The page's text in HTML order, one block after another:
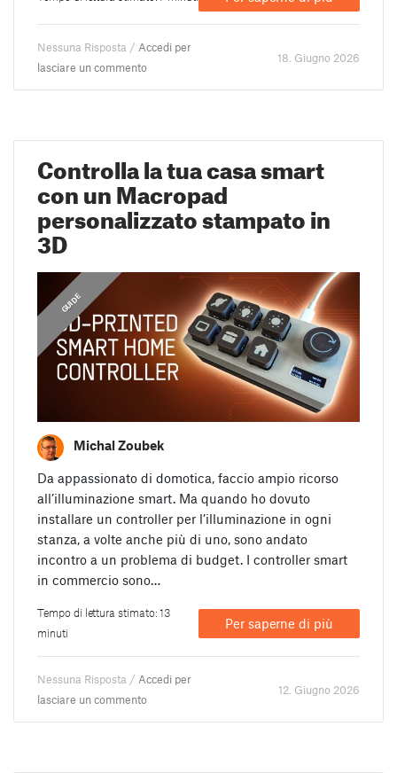
Nessuna Risposta / Accedi per
lasciare un commento
18. Giugno 2026
Controlla la tua casa smart
con un Macropad
personalizzato stampato in
3D
CONSIGLI DI STAMPA
GUIDE
Michal Zoubek
Da appassionato di domotica, faccio ampio ricorso
all’illuminazione smart. Ma quando ho dovuto
installare un controller per l’illuminazione in ogni
stanza, a volte anche più di uno, sono andato
incontro a un problema di budget. I controller smart
in commercio sono…
Tempo di lettura stimato: 13
minuti
Per saperne di più
Nessuna Risposta /Accedi per
lasciare un commento
12. Giugno 2026